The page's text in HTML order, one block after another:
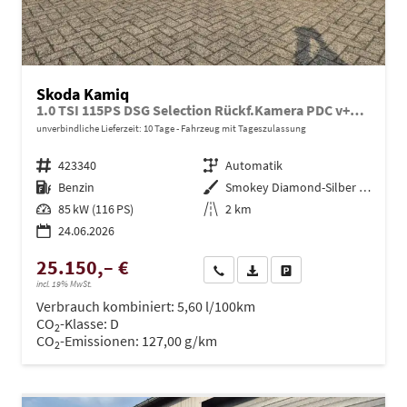
Skoda Kamiq
1.0 TSI 115PS DSG Selection Rückf.Kamera PDC v+h Sitzheizung Klimaautomatik Skoda-Radio Apple CarPlay + Android Auto Tempomat Garantieverlängerung 16"LM
unverbindliche Lieferzeit: 10 Tage Fahrzeug mit Tageszulassung
Fahrzeugnr. 423340 Getriebe Automatik
Kraftstoff Benzin Außenfarbe
Smokey Diamond-Silber Metallic
Leistung 85 kW (116 PS) Kilometerstand 2 km
24.06.2026
25.150,– €
incl. 19% MwSt.
Wir rufen Sie anPDF-Datei, Fahrzeugexposé
Verbrauch kombiniert: 5,60 l/100km
CO2-Klasse: D
CO2-Emissionen: 127,00 g/km